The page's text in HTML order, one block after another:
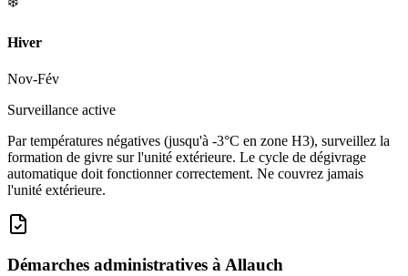
Hiver
Nov-Fév
Surveillance active
Par températures négatives (jusqu'à -3°C en zone H3), surveillez la
formation de givre sur l'unité extérieure. Le cycle de dégivrage
automatique doit fonctionner correctement. Ne couvrez jamais
l'unité extérieure.
Démarches administratives àAllauch